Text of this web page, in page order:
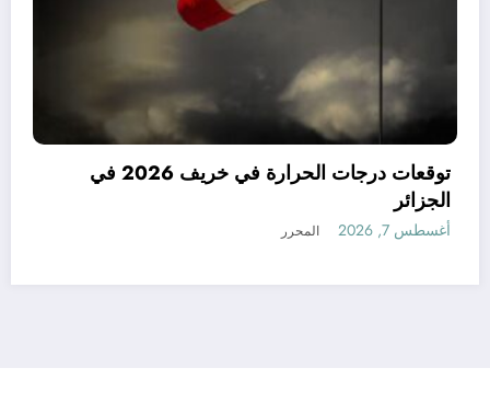
كبيرة جدا متوقعة في الجزائر في
و أكتوبر .. توقعات مناخ خريف
المحرر